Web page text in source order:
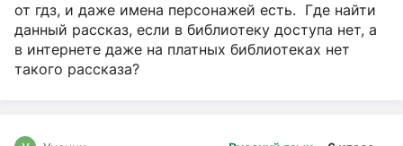
от гдз, и даже имена персонажей есть. Где найти
данный рассказ, если в библиотеку доступа нет, а
в интернете даже на платных библиотеках нет
такого рассказа?